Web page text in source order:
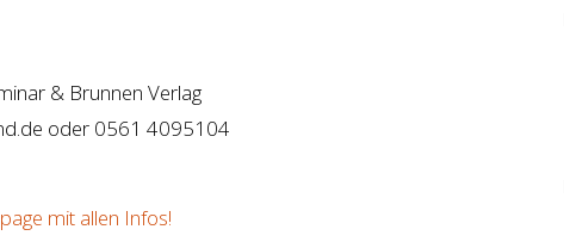
& Brunnen Verlag
oder 0561 4095104
mit allen Infos!